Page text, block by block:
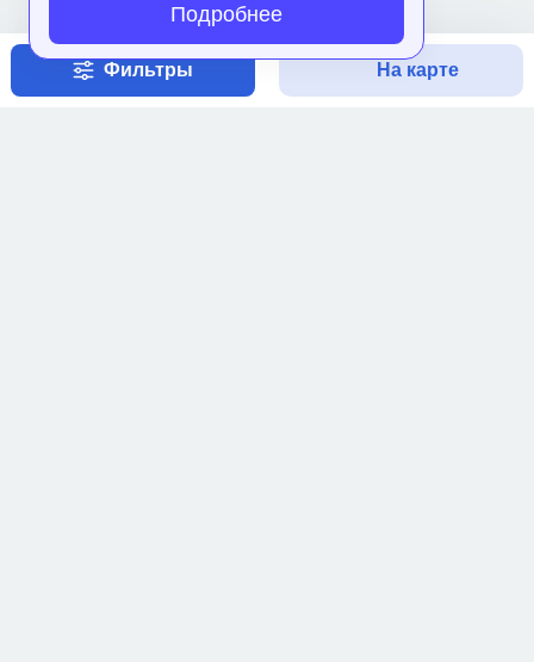
Фильтры На карте
Подробнее